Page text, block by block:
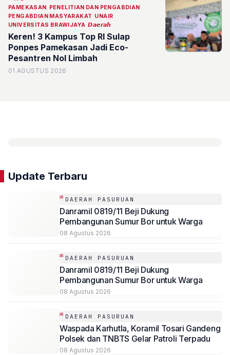
PAMEKASAN
PENELITIAN DAN PENGABDIAN
PENGABDIAN MASYARAKAT UNAIR
UNIVERSITAS BRAWIJAYA 𝘿𝙖𝙚𝙧𝙖𝙝
Keren! 3 Kampus Top RI Sulap
Ponpes Pamekasan Jadi Eco-
Pesantren Nol Limbah
01 AGUSTUS 2026
Update Terbaru
DAERAH PASURUAN
Danramil 0819/11 Beji Dukung
Pembangunan Sumur Bor untuk Warga
08 Agustus 2026
DAERAH PASURUAN
Danramil 0819/11 Beji Dukung
Pembangunan Sumur Bor untuk Warga
08 Agustus 2026
DAERAH PASURUAN
Waspada Karhutla, Koramil Tosari Gandeng
Polsek dan TNBTS Gelar Patroli Terpadu
08 Agustus 2026